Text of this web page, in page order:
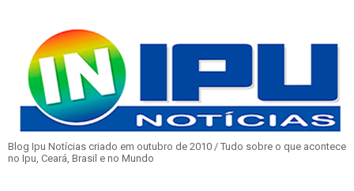
Blog Ipu Notícias criado em outubro de 2010 / Tudo sobre o que acontece
no Ipu, Ceará, Brasil e no Mundo